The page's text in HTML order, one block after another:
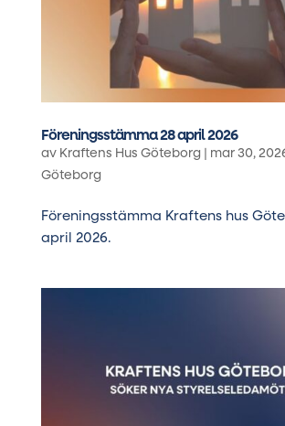
Föreningsstämma 28 april 2026
av Kraftens Hus Göteborg| mar 30,
Göteborg
Föreningsstämma Kraftens hus
april 2026.